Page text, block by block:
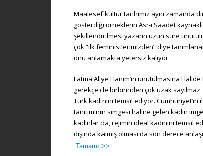
Maalesef kültür tarihimiz aynı zamanda
gösterdiği örneklerin Asr-ı Saadet
şekillendirilmesi yazarın uzun süre
çok “ilk feministlerimizden” diye
onu anlamakta yetersiz kalıyor.
Fatma Aliye Hanım’ın unutulmasına
gerekçe de birbirinden çok uzak
Türk kadınını temsil ediyor.
tanıtımının simgesi haline gelen kadın
kadınlar da, rejimin ideal kadınını temsil
dışında kalmış olması da son derece
Tamamı >>